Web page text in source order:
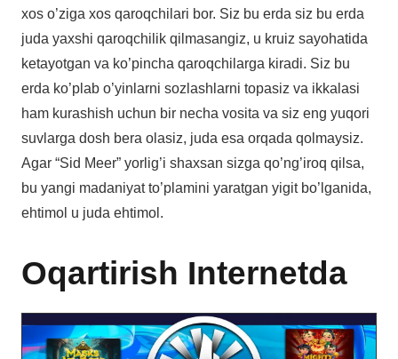
xos o’ziga xos qaroqchilari bor. Siz bu erda siz bu erda
juda yaxshi qaroqchilik qilmasangiz, u kruiz sayohatida
ketayotgan va ko’pincha qaroqchilarga kiradi. Siz bu
erda ko’plab o’yinlarni sozlashlarni topasiz va ikkalasi
ham kurashish uchun bir necha vosita va siz eng yuqori
suvlarga dosh bera olasiz, juda esa orqada qolmaysiz.
Agar “Sid Meer” yorlig’i shaxsan sizga qo’ng’iroq qilsa,
bu yangi madaniyat to’plamini yaratgan yigit bo’lganida,
ehtimol u juda ehtimol.
Oqartirish Internetda